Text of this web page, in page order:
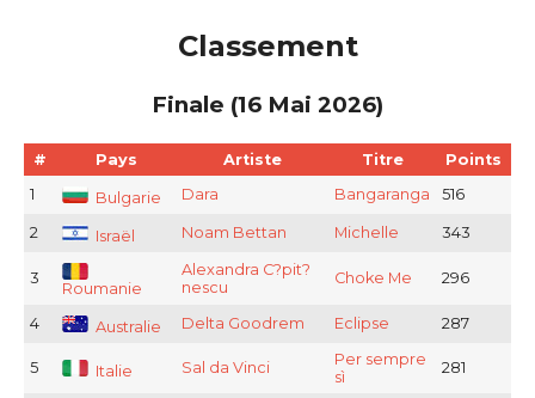
Classement
Finale (16 Mai 2026)
# Pays Artiste Titre
Points
1
Bulgarie Dara Bangaranga 516
2 Israël Noam Bettan Michelle 343
3
Roumanie
Alexandra C?pit?
nescu
Choke Me 296
4 Australie Delta Goodrem Eclipse 287
5 Italie Sal da Vinci
Per sempre
sì
281